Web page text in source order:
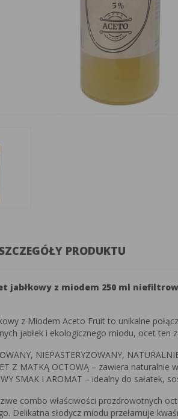
PRODUKTU
jabłkowy z miodem 250 ml
z Miodem Aceto Fruit to unikalne
jabłek i ekologicznego miodu, ocet
NIEPASTERYZOWANY,
Z MATKĄ OCTOWĄ – zawiera
SMAK I AROMAT – idealny do
combo właściwości prozdrowotnych
Delikatna słodycz miodu przełamuje